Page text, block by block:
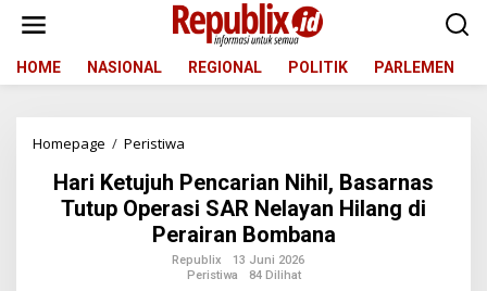
t
HOME NASIONAL REGIONAL POLITIK PARLEMEN
Homepage / Peristiwa
r
i
K
e
t
u
Hari Ketujuh Pencarian Nihil, Basarnas
Tutup Operasi SAR Nelayan Hilang di
Perairan Bombana
Republix
13 Juni 2026
Peristiwa
84 Dilihat